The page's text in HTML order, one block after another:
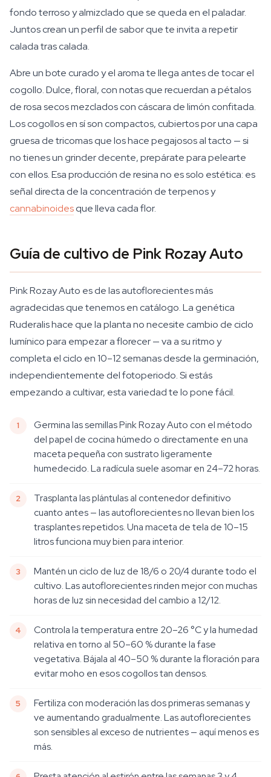
fondo terroso y almizclado que se queda en el paladar.
Juntos crean un perfil de sabor que te invita a repetir
calada tras calada.
Abre un bote curado y el aroma te llega antes de tocar el
cogollo. Dulce, floral, con notas que recuerdan a pétalos
de rosa secos mezclados con cáscara de limón confitada.
Los cogollos en sí son compactos, cubiertos por una capa
gruesa de tricomas que los hace pegajosos al tacto — si
no tienes un grinder decente, prepárate para pelearte
con ellos. Esa producción de resina no es solo estética: es
señal directa de la concentración de terpenos y
cannabinoidesque lleva cada flor.
Guía de cultivo de Pink Rozay Auto
Pink Rozay Auto es de las autoflorecientes más
agradecidas que tenemos en catálogo. La genética
Ruderalis hace que la planta no necesite cambio de ciclo
lumínico para empezar a florecer — va a su ritmo y
completa el ciclo en 10–12 semanas desde la germinación,
independientemente del fotoperiodo. Si estás
empezando a cultivar, esta variedad te lo pone fácil.
Germina las semillas Pink Rozay Auto con el método
del papel de cocina húmedo o directamente en una
maceta pequeña con sustrato ligeramente
humedecido. La radícula suele asomar en 24–72 horas.
Trasplanta las plántulas al contenedor definitivo
cuanto antes — las autoflorecientes no llevan bien los
trasplantes repetidos. Una maceta de tela de 10–15
litros funciona muy bien para interior.
Mantén un ciclo de luz de 18/6 o 20/4 durante todo el
cultivo. Las autoflorecientes rinden mejor con muchas
horas de luz sin necesidad del cambio a 12/12.
Controla la temperatura entre 20–26 °C y la humedad
relativa en torno al 50–60 % durante la fase
vegetativa. Bájala al 40–50 % durante la floración para
evitar moho en esos cogollos tan densos.
Fertiliza con moderación las dos primeras semanas y
ve aumentando gradualmente. Las autoflorecientes
son sensibles al exceso de nutrientes — aquí menos es
más.